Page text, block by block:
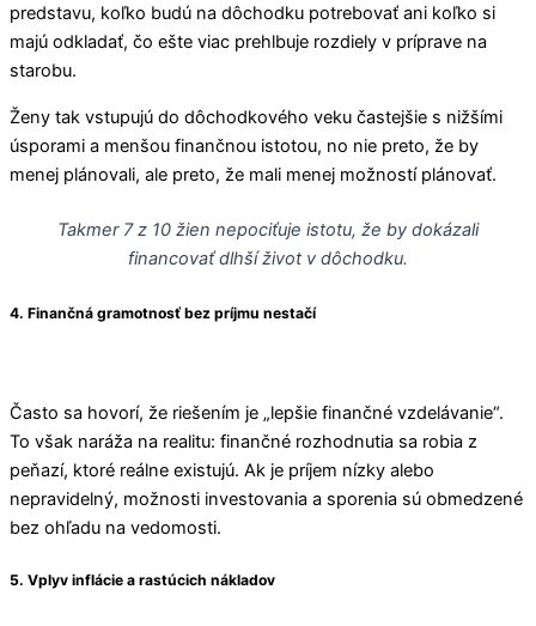
predstavu, koľko budú na dôchodku potrebovať ani koľko si
majú odkladať, čo ešte viac prehlbuje rozdiely v príprave na
starobu.
Ženy tak vstupujú do dôchodkového veku častejšie s nižšími
úsporami a menšou finančnou istotou, no nie preto, že by
menej plánovali, ale preto, že mali menej možností plánovať.
Takmer 7 z 10 žien nepociťuje istotu, že by dokázali
financovať dlhší život v dôchodku.
4. Finančná gramotnosť bez príjmu nestačí
Často sa hovorí, že riešením je „lepšie finančné vzdelávanie“.
To však naráža na realitu: finančné rozhodnutia sa robia z
peňazí, ktoré reálne existujú. Ak je príjem nízky alebo
nepravidelný, možnosti investovania a sporenia sú obmedzené
bez ohľadu na vedomosti.
5. Vplyv inflácie a rastúcich nákladov